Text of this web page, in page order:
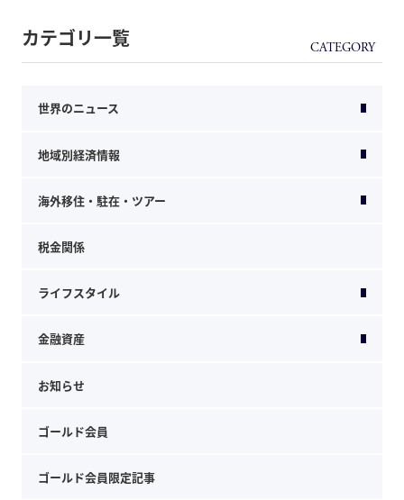
カテゴリ一覧
世界のニュース
地域別経済情報
海外移住・駐在・ツアー
税金関係
ライフスタイル
金融資産
お知らせ
ゴールド会員
ゴールド会員限定記事